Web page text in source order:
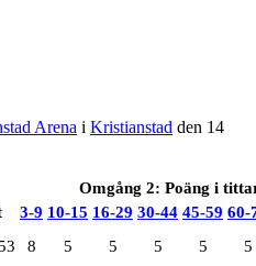
Arena i Kristianstad den 14
Omgång 2: Poäng i
3‑9 10‑15 16‑29 30‑44 45‑59
8 5 5 5 5 5